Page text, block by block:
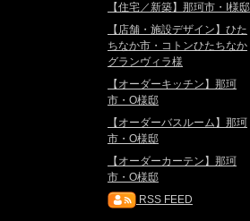
【住宅／新築】那珂市・I様邸
【店舗・施設デザイン】ひた
ちなか市・コトンひたちなか
グランヴィラ様
【オーダーキッチン】那珂
市・O様邸
【オーダーバスルーム】那珂
市・O様邸
【オーダーカーテン】那珂
市・O様邸
RSS FEED